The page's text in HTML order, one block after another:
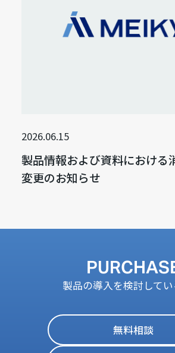
2026.06.15
製品情報および資料における
変更のお知らせ
製品の導入を検討して
無料相談